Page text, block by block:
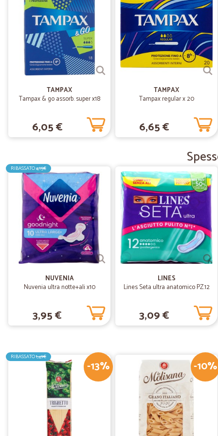
TAMPAX
Tampax & go assorb. super x18
6,05 €
TAMPAX
Tampax regular x 20
6,65 €
RIBASSATO4,15€
NUVENIA
Nuvenia ultra notte+ali x10
3,95 €
LINES
Lines Seta ultra anatomico PZ.12
3,09 €
-13%
RIBASSATO1,49€
-10%